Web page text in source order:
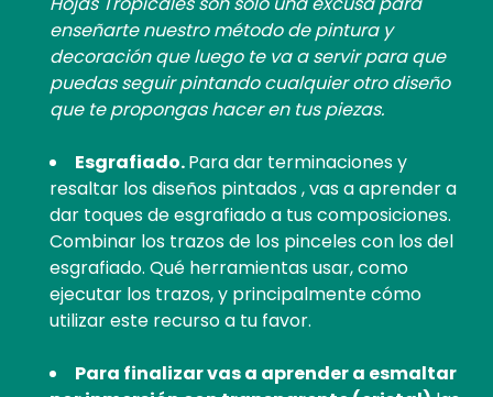
enseñarte nuestro método de pintura y
decoración que luego te va a servir para que
puedas seguir pintando cualquier otro diseño
que te propongas hacer en tus piezas.
Esgrafiado.Para dar terminaciones y
resaltar los diseños pintados , vas a aprender a
dar toques de esgrafiado a tus composiciones.
Combinar los trazos de los pinceles con los del
esgrafiado. Qué herramientas usar, como
ejecutar los trazos, y principalmente cómo
utilizar este recurso a tu favor.
Para finalizar vas a aprender a esmaltar